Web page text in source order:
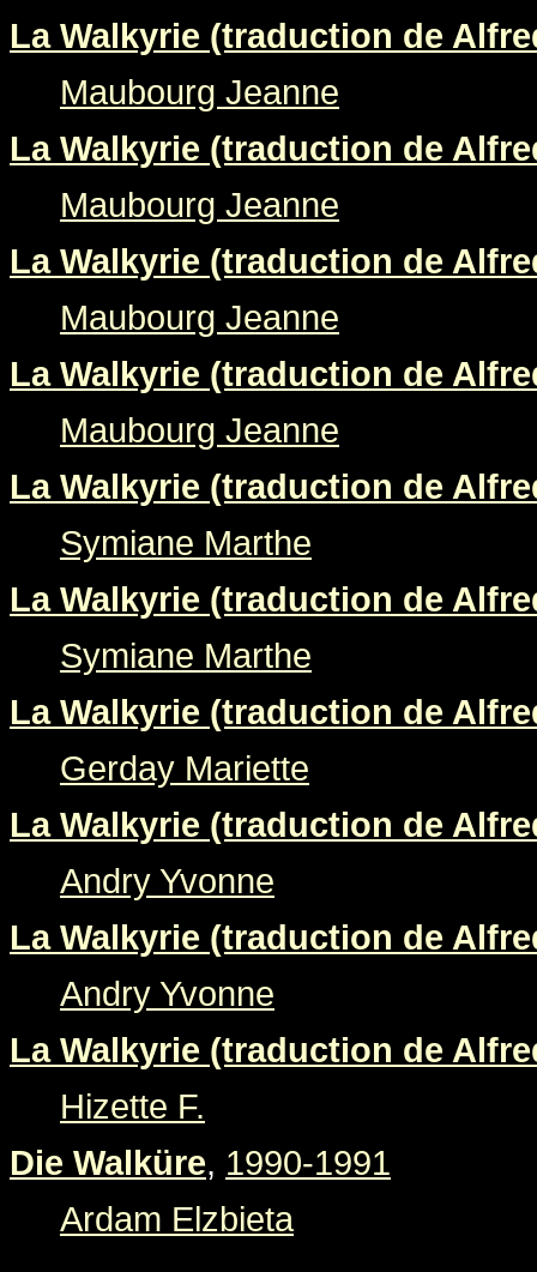
La Walkyrie (traduction de
Maubourg Jeanne
La Walkyrie (traduction de
Maubourg Jeanne
La Walkyrie (traduction de
Maubourg Jeanne
La Walkyrie (traduction de
Maubourg Jeanne
La Walkyrie (traduction de
Symiane Marthe
La Walkyrie (traduction de
Symiane Marthe
La Walkyrie (traduction de
Gerday Mariette
La Walkyrie (traduction de
Andry Yvonne
La Walkyrie (traduction de
Andry Yvonne
La Walkyrie (traduction de
Hizette F.
Die Walküre, 1990-1991
Ardam Elzbieta